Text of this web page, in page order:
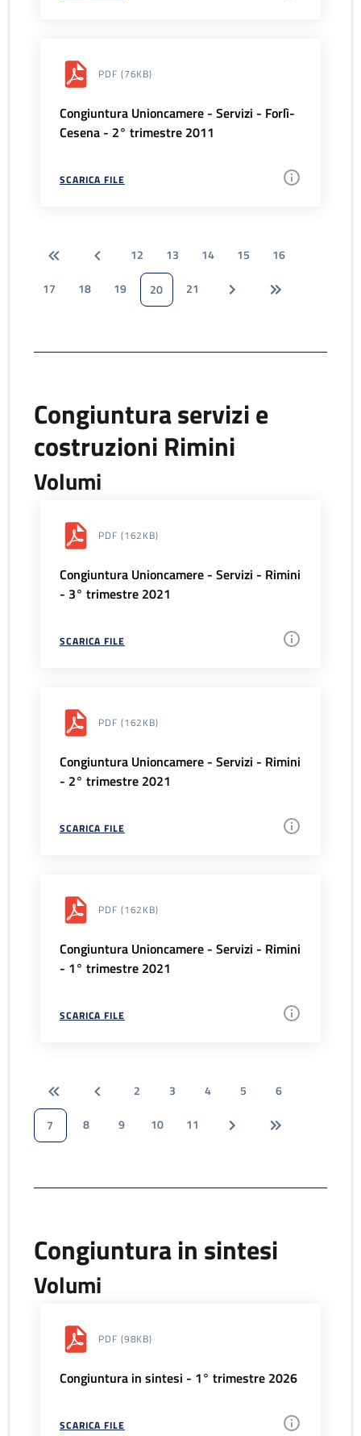
PDF (76KB)
Congiuntura Unioncamere - Servizi - Forlì-
Cesena - 2° trimestre 2011
SCARICA FILE
12 13 14 15
16
17
18 19 20 21
Congiuntura servizi e
costruzioni Rimini
Volumi
PDF (162KB)
Congiuntura Unioncamere - Servizi - Rimini
- 3° trimestre 2021
SCARICA FILE
PDF (162KB)
Congiuntura Unioncamere - Servizi - Rimini
- 2° trimestre 2021
SCARICA FILE
PDF (162KB)
Congiuntura Unioncamere - Servizi - Rimini
- 1° trimestre 2021
SCARICA FILE
2 3 4 5
6
7
8 9 10 11
Congiuntura in sintesi
Volumi
PDF (98KB)
Congiuntura in sintesi - 1° trimestre 2026
SCARICA FILE